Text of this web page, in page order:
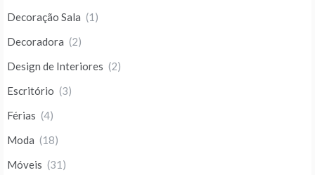
Decoração Sala (1)
Decoradora (2)
Design de Interiores (2)
Escritório (3)
Férias (4)
Moda (18)
Móveis (31)